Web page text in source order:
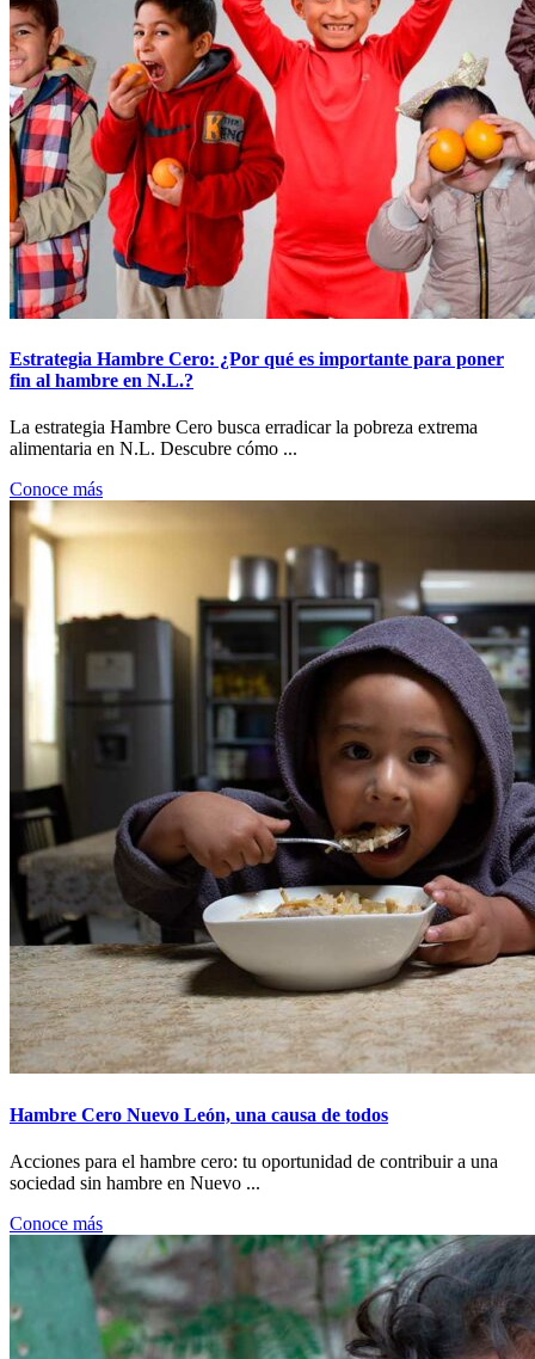
Estrategia Hambre Cero: ¿Por qué es importante para poner
fin al hambre en N.L.?
La estrategia Hambre Cero busca erradicar la pobreza extrema
alimentaria en N.L. Descubre cómo ...
Conoce más
Hambre Cero Nuevo León, una causa de todos
Acciones para el hambre cero: tu oportunidad de contribuir a una
sociedad sin hambre en Nuevo ...
Conoce más